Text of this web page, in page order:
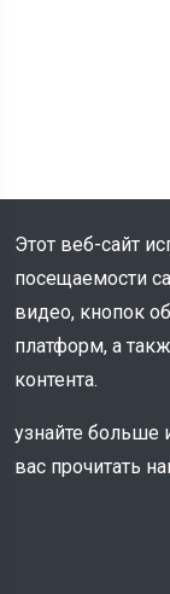
Этот веб-сайт
посещаемости
видео, кнопок
платформ, а
контента.
узнайте больше
вас прочитать